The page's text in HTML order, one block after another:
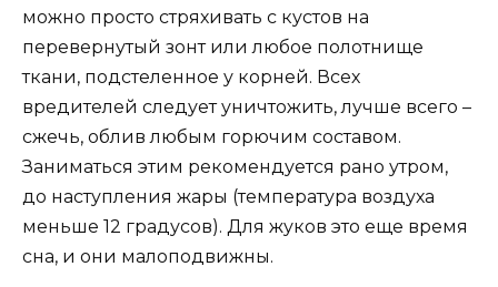
можно просто стряхивать с кустов на
перевернутый зонт или любое полотнище
ткани, подстеленное у корней. Всех
вредителей следует уничтожить, лучше всего –
сжечь, облив любым горючим составом.
Заниматься этим рекомендуется рано утром,
до наступления жары (температура воздуха
меньше 12 градусов). Для жуков это еще время
сна, и они малоподвижны.